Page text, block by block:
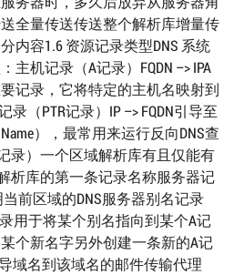
全量传送传送整个解析库增量传
内容1.6 资源记录类型DNS 系统
机记录（A记录）FQDN –> IPA
记录，它将特定的主机名映射到
（PTR记录）IP –> FQDN引导至
），最常用来运行反向DNS查
录）一个区域解析库有且仅能有
析库的第一条记录名称服务器记
前区域的DNS服务器别名记录
录用于将某个别名指向到某个A记
个新名字另外创建一条新的A记
域名到该域名的邮件传输代理